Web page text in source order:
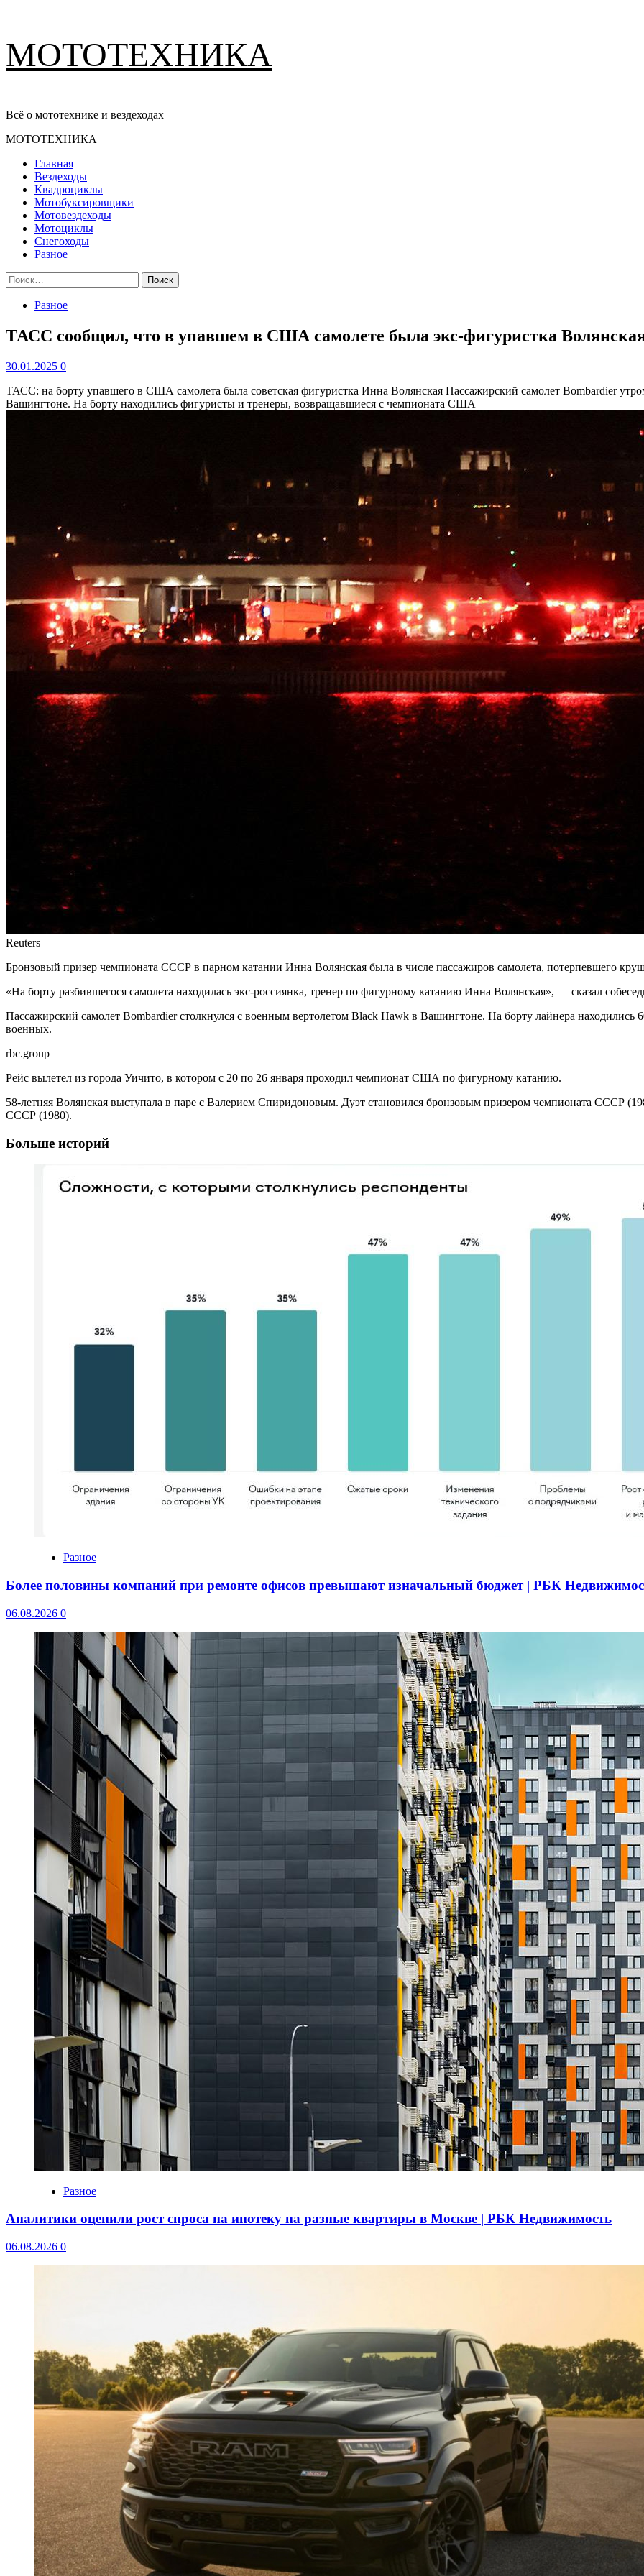
содержимому
МОТОТЕХНИКА
Всё о мототехнике и вездеходах
Основное
МОТОТЕХНИКА
Главная
Вездеходы
Квадроциклы
Мотобуксировщики
Мотовездеходы
Мотоциклы
Снегоходы
Разное
Найти:
Разное
ТАСС сообщил, что в упавшем в США самолете была экс-фигуристка
30.01.2025 0
ТАСС: на борту упавшего в США самолета была советская фигуристка Инна Волянская Пассажирский самолет Bombardier
Вашингтоне. На борту находились фигуристы и тренеры, возвращавшиеся с чемпионата США
Reuters
Бронзовый призер чемпионата СССР в парном катании Инна Волянская была в числе пассажиров самолета, потерпевшего
«На борту разбившегося самолета находилась экс-россиянка, тренер по фигурному катанию Инна Волянская», — сказал
Пассажирский самолет Bombardier столкнулся с военным вертолетом Black Hawk в Вашингтоне. На борту лайнера находились
военных.
rbc.group
Рейс вылетел из города Уичито, в котором с 20 по 26 января проходил чемпионат США по фигурному катанию.
58-летняя Волянская выступала в паре с Валерием Спиридоновым. Дуэт становился бронзовым призером чемпионата СССР
СССР (1980).
Больше историй
Разное
Более половины компаний при ремонте офисов превышают изначальный бюджет | РБК
06.08.2026 0
Разное
Аналитики оценили рост спроса на ипотеку на разные квартиры в Москве | РБК Недвижимость
06.08.2026 0